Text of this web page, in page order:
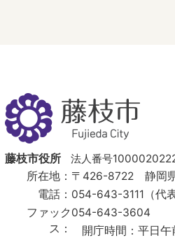
藤
枝
市
Fujieda
City
藤枝市役所
法人番号
所在地： 〒426-8722 静岡
電話： 054-643-3111（代表
ファック
ス：
054-643-3604
開庁時間： 平日午